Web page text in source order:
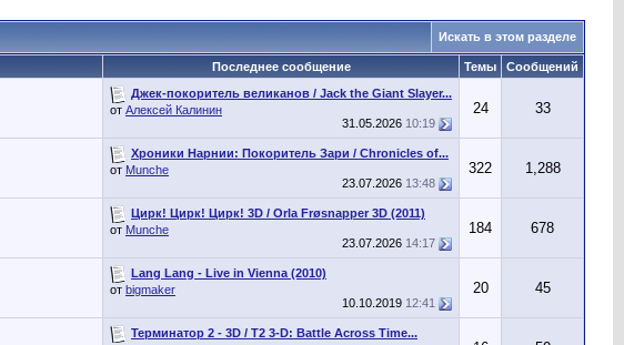
Искать в этом разделе
Последнее сообщение Темы Сообщений
Джек-покоритель великанов / Jack the Giant Slayer...
от Алексей Калинин
31.05.2026 10:19
24 33
Хроники Нарнии: Покоритель Зари / Chronicles of...
от Munche
23.07.2026 13:48
322 1,288
Цирк! Цирк! Цирк! 3D / Orla Frøsnapper 3D (2011)
от Munche
23.07.2026 14:17
184 678
Lang Lang - Live in Vienna (2010)
от bigmaker
10.10.2019 12:41
20 45
Терминатор 2 - 3D / T2 3-D: Battle Across Time...